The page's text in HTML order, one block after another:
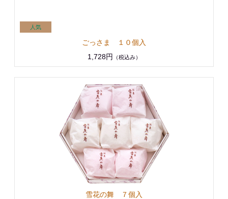
ごっさま １０個入
1,728円
（税込み）
雪花の舞 ７個入